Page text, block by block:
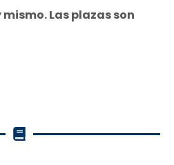
Las plazas son